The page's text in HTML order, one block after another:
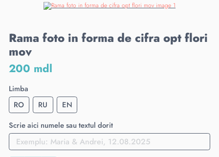
Rama foto in forma de cifra opt flori
mov
200 mdl
Limba
RO
RU
EN
Scrie aici numele sau textul dorit